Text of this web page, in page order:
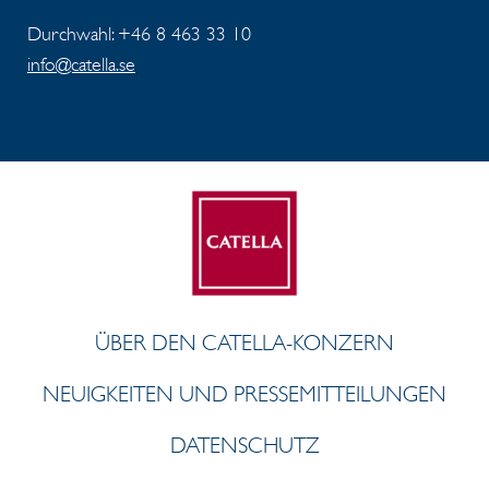
Durchwahl: +46 8 463 33 10
info@catella.se
ÜBER DEN CATELLA-KONZERN
NEUIGKEITEN UND PRESSEMITTEILUNGEN
DATENSCHUTZ